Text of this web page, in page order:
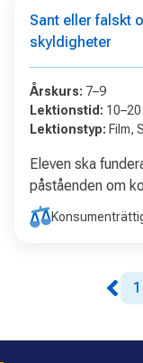
Sant eller falskt
skyldigheter
Årskurs: 7–9
Lektionstid : 10–20
Lektionstyp: Film,
Eleven ska
påståenden om
1